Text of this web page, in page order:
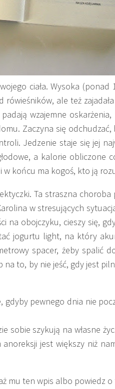
ciała. Wysoka (ponad
ale też
wzajemne
Zaczyna się
Jedzenie staje się jej
a kalorie obliczone
w końcu ma kogoś, kto ją
Ta straszna choroba
w stresujących
na obojczyku, cieszy się,
jogurtu light, na który
spacer, żeby spalić
to, by nie jeść, gdy jest
gdyby pewnego dnia nie
szykują na własne
jest większy niż
mu ten wpis albo powiedz o